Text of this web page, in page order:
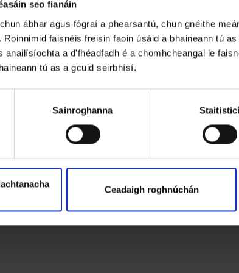
seo fianáin
ábhar agus fógraí a phearsantú, chun gnéithe
Roinnimid faisnéis freisin faoin úsáid a bhaineann tú
anailísíochta a d'fhéadfadh é a chomhcheangal le
tú as a gcuid seirbhísí.
Sainroghanna
Ceadaigh roghnúchán